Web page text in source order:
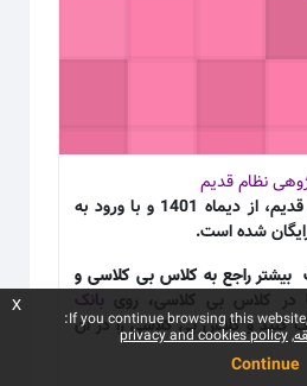
نظام قدیم
ثبت نام در دوره نظام قدیم، از دیماه 1401 و با ورود به
شده است.
بیشتر راجع به کلاس بی کلاسی و
بانک
کنید و کلاس بی کلاسی را در آن
If you continue browsing this
privacy and cookies policy
Continue
x